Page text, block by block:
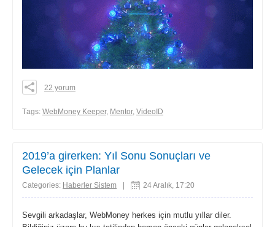
0
22 yorum
Тags: WebMoney Keeper, Mentor, VideoID
2019’a girerken: Yıl Sonu Sonuçları ve
Gelecek için Planlar
Categories: Haberler Sistem 24 Aralık, 17:20
Sevgili arkadaşlar, WebMoney herkes için mutlu yıllar diler.